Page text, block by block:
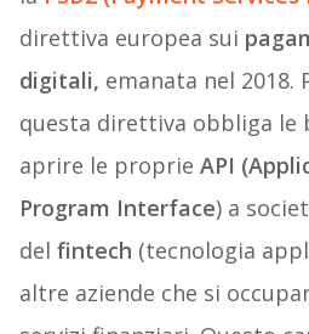
direttiva europea sui
digitali, emanata nel 2018.
questa direttiva obbliga le
aprire le proprie API
Program Interface) a
del fintech (tecnologia
altre aziende che si